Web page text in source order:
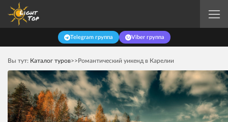
Telegram группа Viber группа
Главная
Авиатуры
Туры по Беларуси
Туры для школьников
Вы тут: Каталог туров>>Романтический уикенд в Карелии